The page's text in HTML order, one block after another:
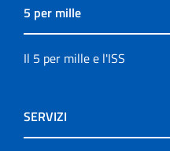
5 per mille
Il 5 per mille e l'ISS
SERVIZI